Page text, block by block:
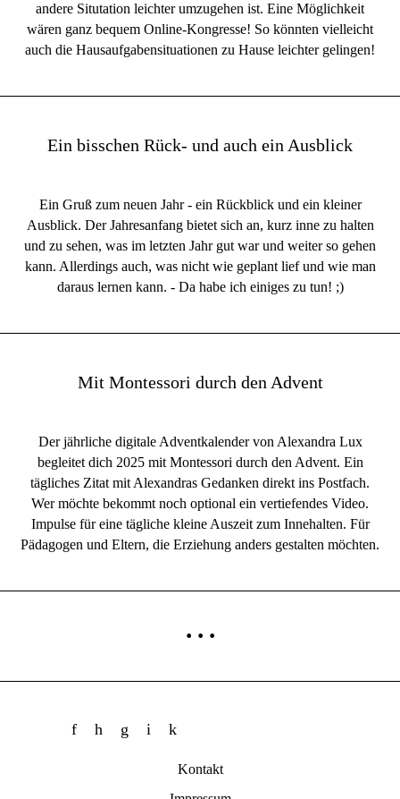
andere Situtation leichter umzugehen ist. Eine Möglichkeit
wären ganz bequem Online-Kongresse! So könnten vielleicht
auch die Hausaufgabensituationen zu Hause leichter gelingen!
Ein bisschen Rück- und auch ein Ausblick
Ein Gruß zum neuen Jahr - ein Rückblick und ein kleiner
Ausblick. Der Jahresanfang bietet sich an, kurz inne zu halten
und zu sehen, was im letzten Jahr gut war und weiter so gehen
kann. Allerdings auch, was nicht wie geplant lief und wie man
daraus lernen kann. - Da habe ich einiges zu tun! ;)
Mit Montessori durch den Advent
Der jährliche digitale Adventkalender von Alexandra Lux
begleitet dich 2025 mit Montessori durch den Advent. Ein
tägliches Zitat mit Alexandras Gedanken direkt ins Postfach.
Wer möchte bekommt noch optional ein vertiefendes Video.
Impulse für eine tägliche kleine Auszeit zum Innehalten. Für
Pädagogen und Eltern, die Erziehung anders gestalten möchten.
···
Kontakt